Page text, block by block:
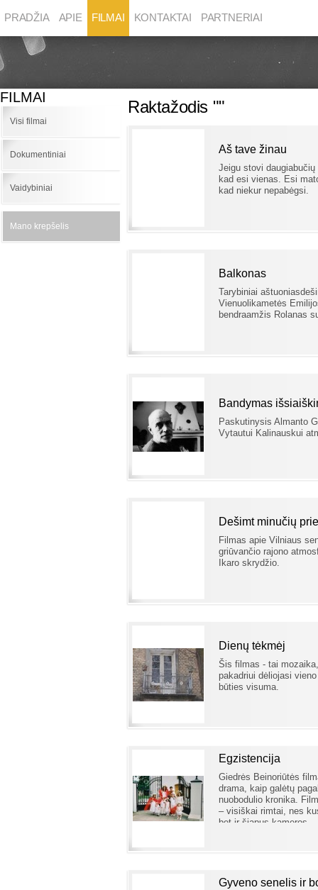
PRADŽIA APIE FILMAI KONTAKTAI PARTNERIAI
FILMAI
Visi filmai
Dokumentiniai
Vaidybiniai
Mano krepšelis
Raktažodis ""
Aš tave žinau
Jeigu stovi
kad esi vienas. Esi
kad niekur nepabėgsi.
Balkonas
Tarybiniai
Vienuolikametės
bendraamžis Rolanas
Bandymas
Paskutinysis Almanto
Vytautui Kalinauskui
Dešimt minučių
Filmas apie Vilniaus
griūvančio rajono
Ikaro skrydžio.
Dienų tėkmėj
Šis filmas - tai
pakadriui dėliojasi
būties visuma.
Egzistencija
Giedrės Beinoriūtės
drama, kaip galėtų
nuobodulio kronika.
– visiškai rimtai, nes
bet ir šiapus kame­ros.
Gyveno senelis ir